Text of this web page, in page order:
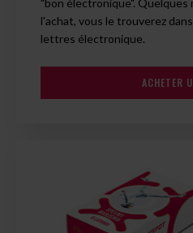
"bon électronique". Quelques
l'achat, vous le trouverez
lettres électronique.
ACHETER